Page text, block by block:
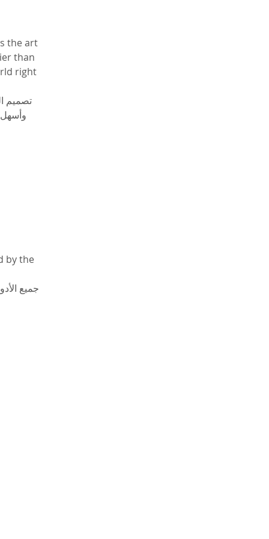
the art
than
right
تصميم
وأسهل من
by the
جميع